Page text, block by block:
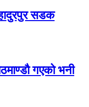
सडक
गएको भनी